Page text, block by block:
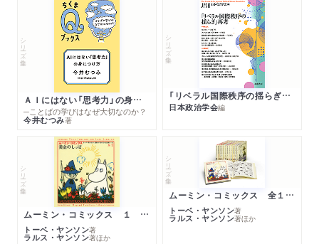
シリーズ・全集
ＡＩにはない「思考力」の身につけ方
─ことばの学びはなぜ大切なのか？
今井むつみ著
シリーズ・全集
「リベラル国際秩序の揺らぎ」再考 年報政治学２０２６‐Ⅰ
日本政治学会編
シリーズ・全集
ムーミン・コミックス １ 黄金のしっぽ
トーベ・ヤンソン著
ラルス・ヤンソン著ほか
シリーズ・全集
ムーミン・コミックス 全１４巻セット
トーベ・ヤンソン著
ラルス・ヤンソン著ほか